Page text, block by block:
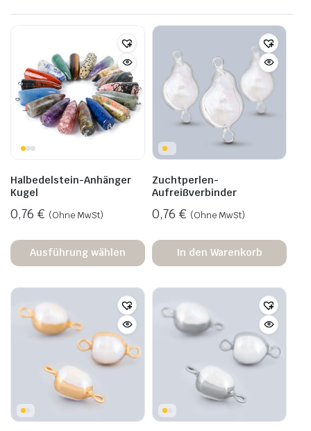
Halbedelstein-Anhänger
Kugel
0,76 € (Ohne MwSt)
Ausführung wählen
Zuchtperlen-
Aufreißverbinder
0,76 € (Ohne MwSt)
In den Warenkorb